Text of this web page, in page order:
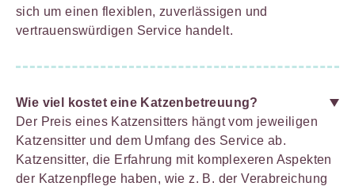
sich um einen flexiblen, zuverlässigen und
vertrauenswürdigen Service handelt.
Wie viel kostet eine Katzenbetreuung?
Der Preis eines Katzensitters hängt vom jeweiligen
Katzensitter und dem Umfang des Service ab.
Katzensitter, die Erfahrung mit komplexeren Aspekten
der Katzenpflege haben, wie z. B. der Verabreichung